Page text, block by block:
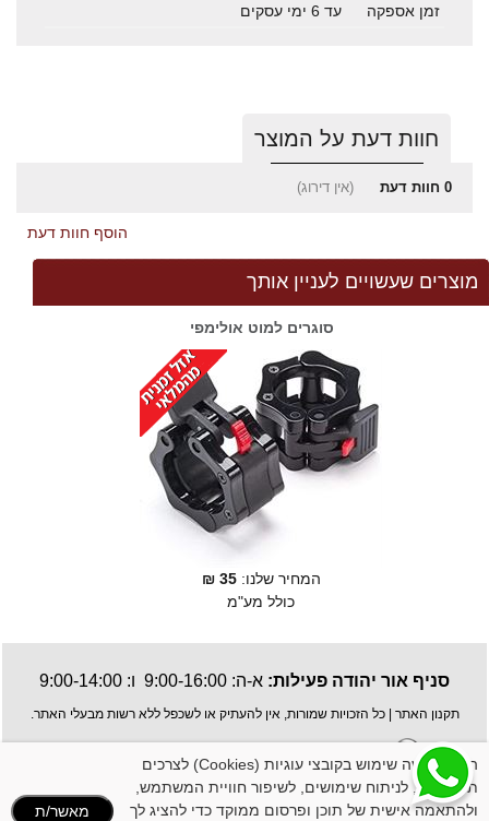
זמן אספקה
עד 6 ימי עסקים
חוות דעת על המוצר
0 חוות דעת (אין דירוג)
הוסף חוות דעת
מוצרים שעשויים לעניין אותך
סוגרים למוט אולימפי
המחיר שלנו:35
₪
כולל מע"מ
סניף אור יהודה פעילות: א-ה: 9:00-16:00 ו: 9:00-14:00
תקנון האתר | כל הזכויות שמורות, אין להעתיק או לשכפל ללא רשות מבעלי האתר.
האתר עושה שימוש בקובצי עוגיות (Cookies) לצרכים
תפעוליים, לניתוח שימושים, לשיפור חוויית המשתמש,
ולהתאמה אישית של תוכן ופרסום ממוקד כדי להציג לך
מאשר/ת